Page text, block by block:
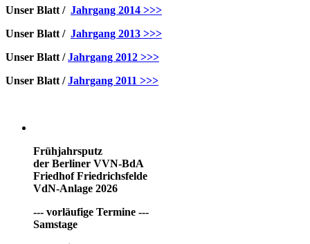
Unser Blatt / Jahrgang 2014 >>>
Unser Blatt / Jahrgang 2013 >>>
Unser Blatt /Jahrgang 2012 >>>
Unser Blatt /Jahrgang 2011 >>>
Frühjahrsputz
der Berliner VVN-BdA
Friedhof Friedrichsfelde
VdN-Anlage 2026
--- vorläufige Termine ---
Samstage